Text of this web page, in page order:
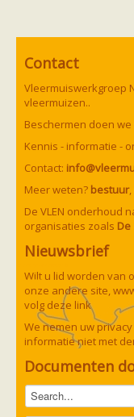
Vleermuizen in
Aankondiging
Ik ben op
Ecologie en soorten
Hoe
Voedsel en
Echolocatie
Soorten
Brandt's
Bruine of
Gewone
Grijze
Grote
Kleine en
Laatvlieger
Rosse
Paul van Hoof
Contact
Vleermuiswerkgroep
vleermuizen..
Beschermen doen
Kennis - informatie -
Contact:
Meer weten? bestuur,
De VLEN onderhoud
organisaties zoals
Nieuwsbrief
Wilt u lid worden van
onze andere site,
volg deze link
We nemen uw
informatie niet met
Documenten